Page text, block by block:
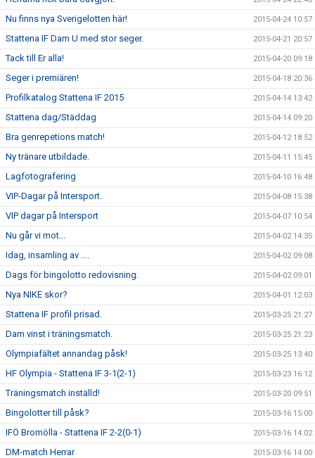
Nu finns nya Sverigelotten här! 2015-04-24 10:57
Stattena IF Dam U med stor seger. 2015-04-21 20:57
Tack till Er alla! 2015-04-20 09:18
Seger i premiären! 2015-04-18 20:36
Profilkatalog Stattena IF 2015 2015-04-14 13:42
Stattena dag/Städdag 2015-04-14 09:20
Bra genrepetions match! 2015-04-12 18:52
Ny tränare utbildade. 2015-04-11 15:45
Lagfotografering 2015-04-10 16:48
VIP-Dagar på Intersport. 2015-04-08 15:38
VIP dagar på Intersport 2015-04-07 10:54
Nu går vi mot... 2015-04-02 14:35
Idag, insamling av .... 2015-04-02 09:08
Dags för bingolotto redovisning. 2015-04-02 09:01
Nya NIKE skor? 2015-04-01 12:03
Stattena IF profil prisad. 2015-03-25 21:27
Dam vinst i träningsmatch. 2015-03-25 21:23
Olympiafältet annandag påsk! 2015-03-25 13:40
HF Olympia - Stattena IF 3-1(2-1) 2015-03-23 16:12
Träningsmatch inställd! 2015-03-20 09:51
Bingolotter till påsk? 2015-03-16 15:00
IFÖ Bromölla - Stattena IF 2-2(0-1) 2015-03-16 14:02
DM-match Herrar 2015-03-16 14:00